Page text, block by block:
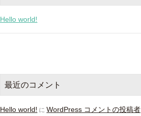
Hello world!
最近のコメント
Hello world! に WordPress コメントの投稿者